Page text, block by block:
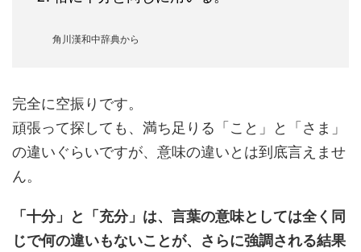
角川漢和中辞典から
完全に空振りです。
頑張って探しても、満ち足りる「こと」と「さま」
の違いぐらいですが、意味の違いとは到底言えませ
ん。
「十分」と「充分」は、言葉の意味としては全く同
じで何の違いもないことが、さらに強調される結果